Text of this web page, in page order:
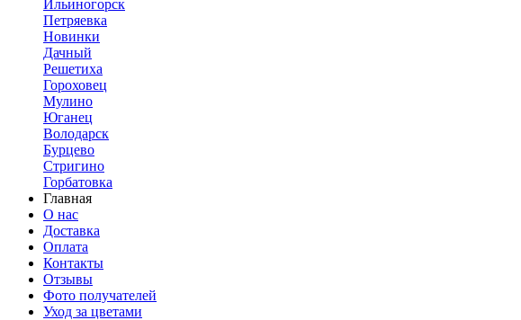
Ильиногорск
Петряевка
Новинки
Дачный
Решетиха
Гороховец
Мулино
Юганец
Володарск
Бурцево
Стригино
Горбатовка
Главная
О нас
Доставка
Оплата
Контакты
Отзывы
Фото получателей
Уход за цветами